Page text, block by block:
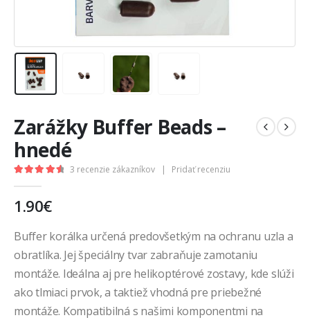
Zarážky Buffer Beads –
hnedé
3 recenzie zákazníkov | Pridať recenziu
1.90€
Buffer korálka určená predovšetkým na ochranu uzla a
obratlíka. Jej špeciálny tvar zabraňuje zamotaniu
montáže. Ideálna aj pre helikoptérové zostavy, kde slúži
ako tlmiaci prvok, a taktiež vhodná pre priebežné
montáže. Kompatibilná s našimi komponentmi na